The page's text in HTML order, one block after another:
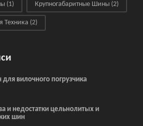
(1) Крупногабаритные Шины (2)
Техника (2)
вилочного погрузчика
и недостатки цельнолитых и
шин